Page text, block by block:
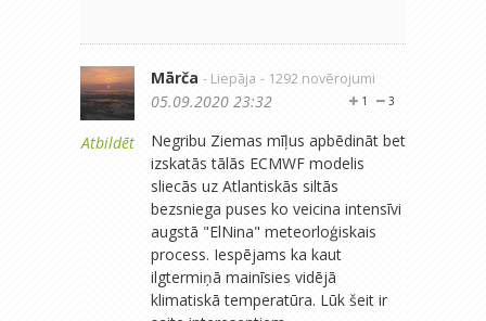
Atbildēt
Mārča - Liepāja - 1292 novērojumi
3
1
05.09.2020 23:32
Negribu Ziemas mīļus apbēdināt bet
izskatās tālās ECMWF modelis
sliecās uz Atlantiskās siltās
bezsniega puses ko veicina intensīvi
augstā "ElNina" meteorloģiskais
process. Iespējams ka kaut
ilgtermiņā mainīsies vidējā
klimatiskā temperatūra. Lūk šeit ir